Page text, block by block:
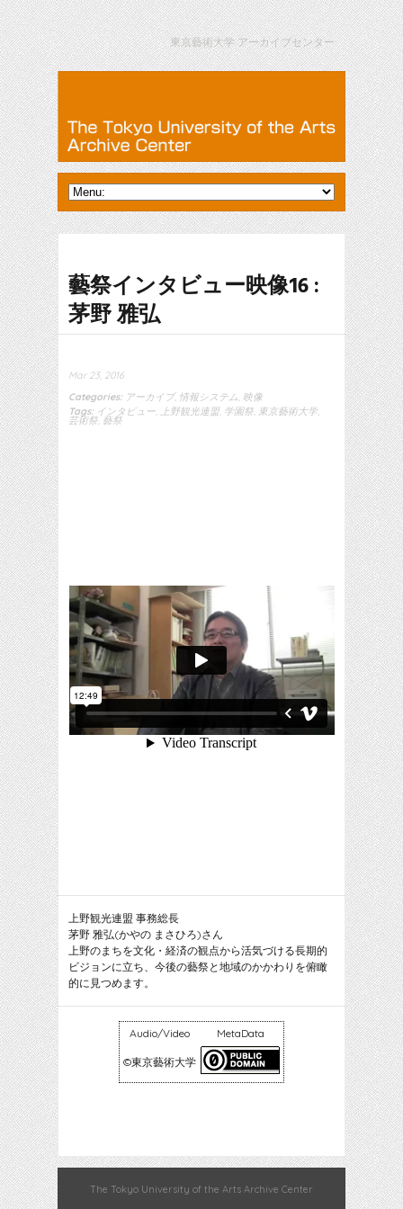
東京藝術大学 アーカイブセンター
藝祭インタビュー映像16 :
茅野 雅弘
Mar 23, 2016
Categories: アーカイブ, 情報システム 映像
Tags: インタビュー 上野観光連盟, 学園祭 東京藝術大学,
芸術祭 藝祭
上野観光連盟 事務総長
茅野 雅弘(かやの まさひろ)さん
上野のまちを文化・経済の観点から活気づける長期的
ビジョンに立ち、今後の藝祭と地域のかかわりを俯瞰
的に見つめます。
Audio/Video MetaData
©東京藝術大学
The Tokyo University of the Arts Archive Center